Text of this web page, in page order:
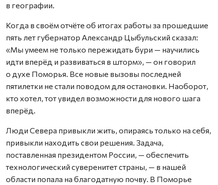
в географии.
Когда в своём отчёте об итогах работы за прошедшие
пять лет губернатор Александр Цыбульский сказал:
«Мы умеем не только пережидать бури — научились
идти вперёд и развиваться в шторм», — он говорил
о духе Поморья. Все новые вызовы последней
пятилетки не стали поводом для остановки. Наоборот,
кто хотел, тот увидел возможности для нового шага
вперёд.
Люди Севера привыкли жить, опираясь только на себя,
привыкли находить свои решения. Задача,
поставленная президентом России, — обеспечить
технологический суверенитет страны, — в нашей
области попала на благодатную почву. В Поморье